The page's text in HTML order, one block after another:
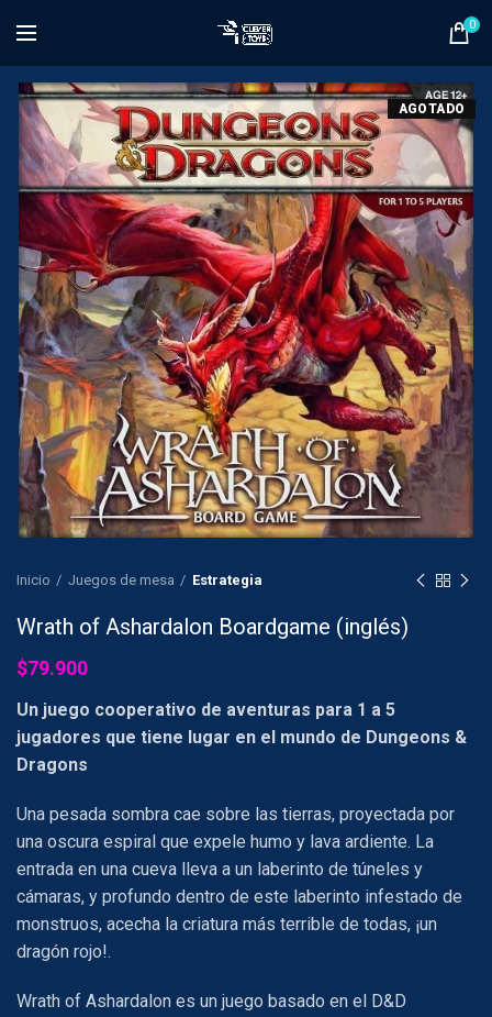
0
AGOTADO
Inicio Juegos de mesa Estrategia
Wrath of Ashardalon Boardgame (inglés)
$79.900
Un juego cooperativo de aventuras para 1 a 5
jugadores que tiene lugar en el mundo de Dungeons &
Dragons
Una pesada sombra cae sobre las tierras, proyectada por
una oscura espiral que expele humo y lava ardiente. La
entrada en una cueva lleva a un laberinto de túneles y
cámaras, y profundo dentro de este laberinto infestado de
monstruos, acecha la criatura más terrible de todas, ¡un
dragón rojo!.
Wrath of Ashardalon es un juego basado en el D&D